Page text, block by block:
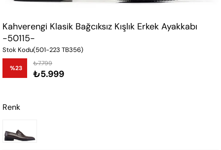
Kahverengi Klasik Bağcıksız Kışlık Erkek Ayakkabı
-50115-
Stok Kodu(501-223 TB356)
%23
İndirim
₺7.799
₺5.999
Renk